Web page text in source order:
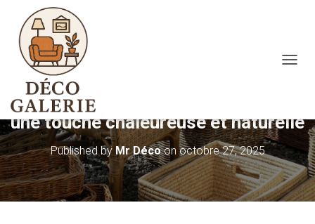
/
F
E
R
M
Les meubles en osier apportent
une touche chaleureuse et naturelle
Published by Mr Décoonoctobre 27, 2025